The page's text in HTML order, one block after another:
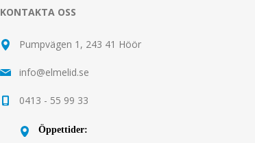
KONTAKTA OSS
Pumpvägen 1, 243 41 Höör
info@elmelid.se
0413 - 55 99 33
Öppettider: